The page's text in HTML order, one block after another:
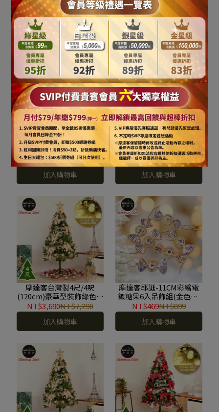
(90cm)豪華型裝飾綠色聖
誕樹/銀白大雪花白果球系
全套飾品組+50燈LED燈串
暖白光-USB電池盒兩用充
電(本島免運費) YS-
GT233203
NT$2,590NT$4,990
加入購物車
(單面)吊飾-紅白麋鹿混款
24入(12入*2盒裝) YS-
HD23004
NT$639NT$1,199
加入購物車
摩達客耶誕-80mm(8CM)
彩繪電鍍球12入吊飾組(金
色系) 聖誕樹裝飾球飾掛飾
YS-HPB2308002
NT$689NT$1,299
加入購物車
摩達客耶誕-11CM彩繪電
鍍糖果6入吊飾組(紅色系)
聖誕樹裝飾球飾掛飾 YS-
HPB2311001
NT$469NT$899
加入購物車
摩達客台灣製4尺/4呎
(120cm)豪華型裝飾綠色聖
誕樹/檳金白大雪花金果球
系全套飾品組+100燈LED
小圓球珍珠燈串(暖白
光/USB接頭) *1(本島免運
NT$3,690NT$7,290
加入購物車
摩達客耶誕-11CM彩繪電
鍍糖果6入吊飾組(金色系)
聖誕樹裝飾球飾掛飾 YS-
HPB2311002
NT$469NT$899
加入購物車